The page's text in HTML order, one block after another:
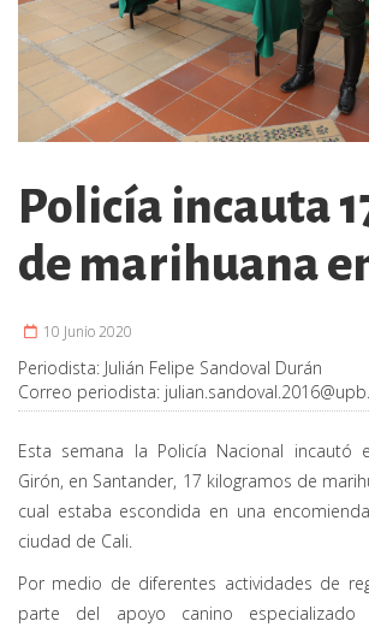
Policía incauta
de marihuana
10 Junio 2020
Periodista: Julián Felipe Sandoval Durán
Correo periodista:
Esta semana la Policía Nacional incautó
Girón, en Santander, 17 kilogramos de
cual estaba escondida en una
ciudad de Cali.
Por medio de diferentes actividades de
parte del apoyo canino